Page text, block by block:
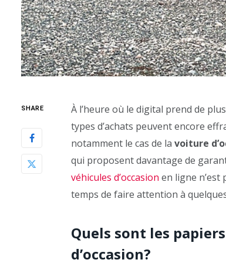
SHARE
À l’heure où le digital prend de
types d’achats peuvent encore
notamment le cas de la voiture
qui proposent davantage de
véhicules d’occasion en ligne n’est
temps de faire attention à
Quels sont les
d’occasion?